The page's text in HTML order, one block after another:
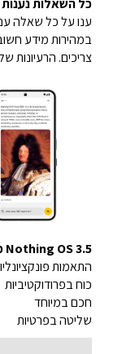
כל השאלות נענות
ענו על כל שאלה
במהירות מידע
צריכים.
Nothing OS 3.5 מופעל על ידי Android 15
התאמות
כוח בפרודוקטיביות
חכם במיוחד
שליטה בפרטיות